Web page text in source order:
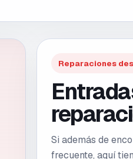
Reparaciones
Si además de
frecuente, aquí